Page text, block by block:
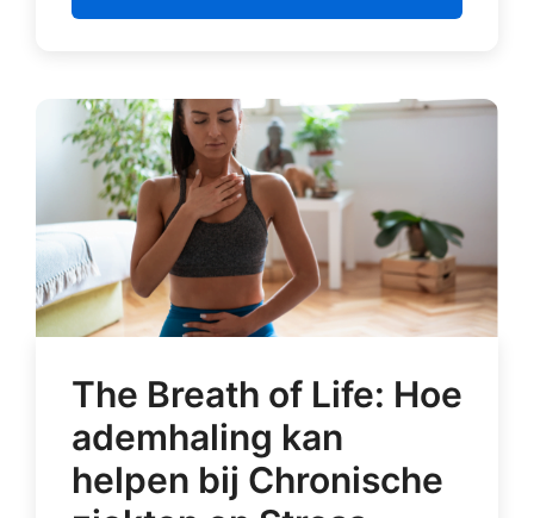
The Breath of Life: Hoe
ademhaling kan
helpen bij Chronische